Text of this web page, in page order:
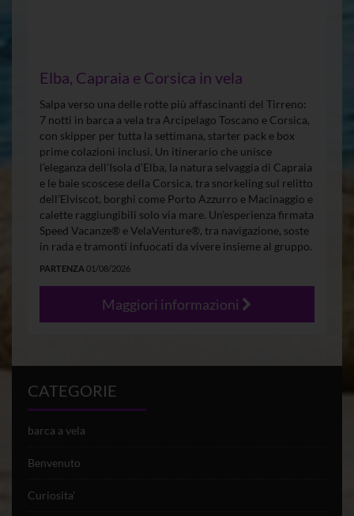
Elba, Capraia e Corsica in vela
Salpa verso una delle rotte più affascinanti del Tirreno:
7 notti in barca a vela tra Arcipelago Toscano e Corsica,
con skipper per tutta la settimana, starter pack e box
prime colazioni inclusi. Un itinerario che unisce
l’eleganza dell’Isola d’Elba, la natura selvaggia di Capraia
e le baie scoscese della Corsica, tra snorkeling sul relitto
dell’Elviscot, borghi come Porto Azzurro e Macinaggio e
calette raggiungibili solo via mare. Un’esperienza firmata
Speed Vacanze® e VelaVenture®, tra navigazione, soste
in rada e tramonti infuocati da vivere insieme al gruppo.
PARTENZA 01/08/2026
Maggiori informazioni
CATEGORIE
barca a vela
Benvenuto
Curiosita'